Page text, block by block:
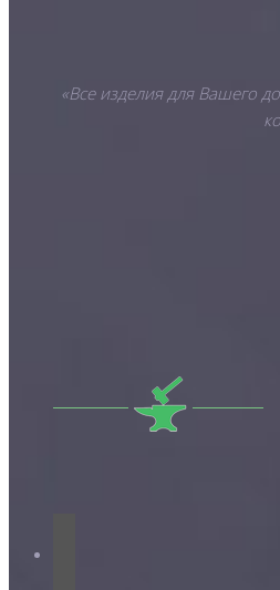
«Все изделия для Вашего